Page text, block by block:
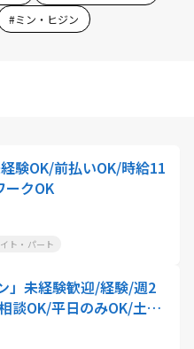
#ミン・ヒジン
験OK/前払いOK/時給11
ークOK
ト・パート
」未経験歓迎/経験/週2
談OK/平日のみOK/土日